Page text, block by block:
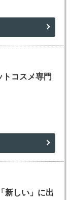
コスメ専門
しい」に出